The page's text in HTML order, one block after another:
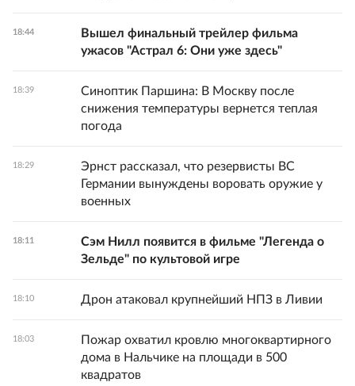
18:44
Вышел финальный трейлер фильма
ужасов "Астрал 6: Они уже здесь"
18:39
Синоптик Паршина: В Москву после
снижения температуры вернется теплая
погода
18:29
Эрнст рассказал, что резервисты ВС
Германии вынуждены воровать оружие у
военных
18:11
Сэм Нилл появится в фильме "Легенда о
Зельде" по культовой игре
18:10 Дрон атаковал крупнейший НПЗ в Ливии
18:03
Пожар охватил кровлю многоквартирного
дома в Нальчике на площади в 500
квадратов